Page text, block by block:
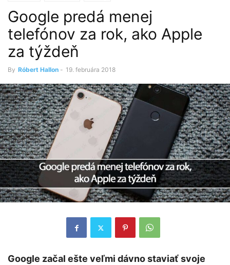
Google predá menej
telefónov za rok, ako Apple
za týždeň
By Róbert Hallon - 19. februára 2018
Google začal ešte veľmi dávno staviať svoje